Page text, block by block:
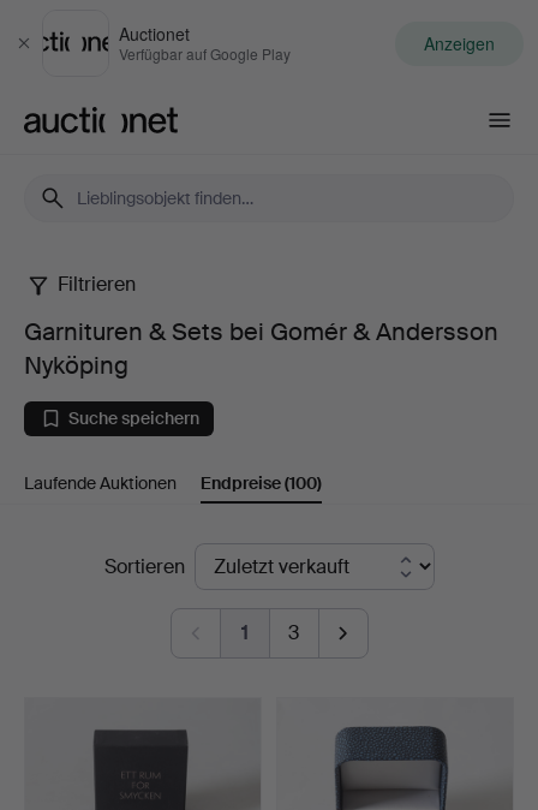
Schließen
Auctionet
Verfügbar auf Google Play Anzeigen
Garnituren
Sets
bei
Andersson
Filtrieren
Garnituren & Sets bei Gomér & Andersson
Nyköping
Suche speichern
Laufende Auktionen Endpreise(100)
EndpreiseSortieren
1 3